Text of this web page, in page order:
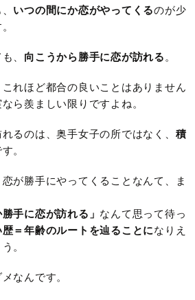
いつの間にか恋がやってくるのが少
、 向こうから勝手に恋が訪れる 。
れほど都合の良いことはありません
ら羨ましい限りですよね。
るのは、奥手女子の所ではなく、 積
。
が勝手にやってくることなんて、ま
手に恋が訪れる」 なんて思って待っ
＝年齢のルートを辿ることになりえ
。
なんです。